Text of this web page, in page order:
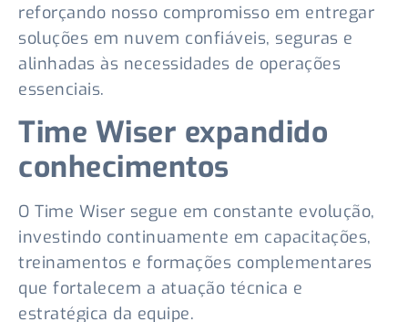
reforçando nosso compromisso em entregar
soluções em nuvem confiáveis, seguras e
alinhadas às necessidades de operações
essenciais.
Time Wiser expandido
conhecimentos
O Time Wiser segue em constante evolução,
investindo continuamente em capacitações,
treinamentos e formações complementares
que fortalecem a atuação técnica e
estratégica da equipe.